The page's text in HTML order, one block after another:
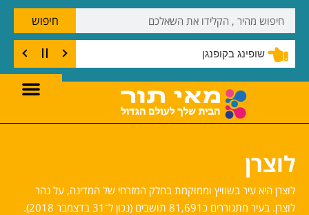
שופינג בקופנגן
חיפוש
לוצרן
לוצרן היא עיר בשוויץ וממוקמת בחלק המזרחי של המדינה, על נהר
לוצרן. בעיר מתגוררים כ81,691 תושבים (נכון ל־31 בדצמבר 2018).